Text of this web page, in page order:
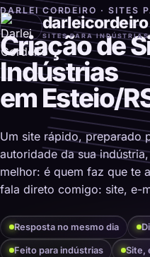
darleicordeiro
SITES PARA INDÚSTRIAS
DARLEI CORDEIRO · SITES
Criação de
Indústrias
em Esteio/
Um site rápido, preparado
autoridade da sua
melhor: é quem faz que te
fala direto comigo: site, e-
Resposta no mesmo dia
Feito para indústrias Site,